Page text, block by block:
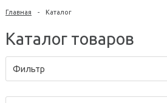
Главная - Каталог
Каталог товаров
Фильтр